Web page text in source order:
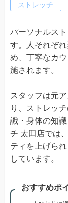
ストレッチ
パーソナルス
す。人それぞ
め、丁寧なカ
施されます。
スタッフは元
り、ストレッ
識・身体の知
チ 太田店では
ティを上げら
しています。
おすすめポ